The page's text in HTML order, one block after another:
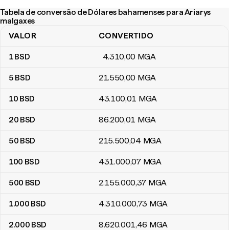
Tabela de conversão de Dólares bahamenses para Ariarys
malgaxes
Tabela de conversão de Dólares bahamenses para Ariarys
VALOR CONVERTIDO
1BSD 4.310,00 MGA
5 BSD 21.550,00 MGA
10 BSD 43.100,01 MGA
20 BSD 86.200,01 MGA
50 BSD 215.500,04 MGA
100 BSD 431.000,07 MGA
500 BSD 2.155.000,37 MGA
1.000 BSD 4.310.000,73 MGA
2.000 BSD 8.620.001,46 MGA